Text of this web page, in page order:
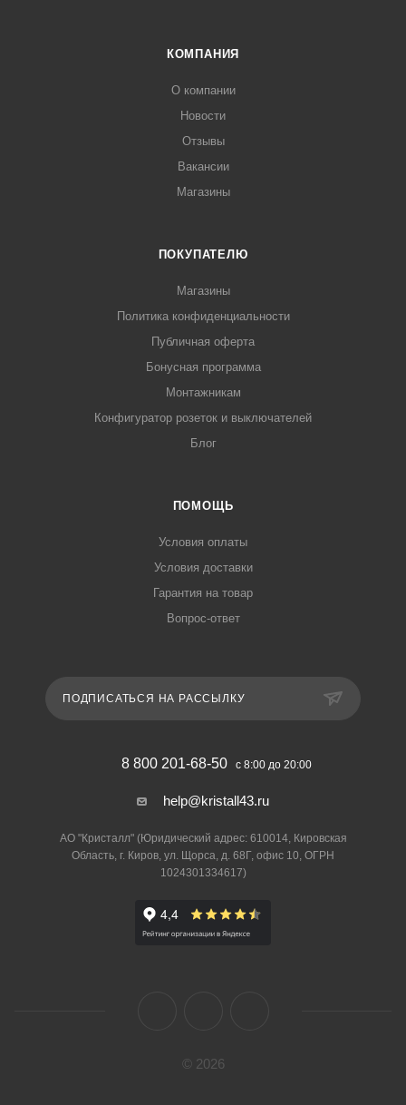
КОМПАНИЯ
О компании
Новости
Отзывы
Вакансии
Магазины
ПОКУПАТЕЛЮ
Магазины
Политика конфиденциальности
Публичная оферта
Бонусная программа
Монтажникам
Конфигуратор розеток и выключателей
Блог
ПОМОЩЬ
Условия оплаты
Условия доставки
Гарантия на товар
Вопрос-ответ
ПОДПИСАТЬСЯ НА РАССЫЛКУ
8 800 201-68-50 с 8:00 до 20:00
help@kristall43.ru
АО "Кристалл" (Юридический адрес: 610014, Кировская
Область, г. Киров, ул. Щорса, д. 68Г, офис 10, ОГРН
1024301334617)
© 2026